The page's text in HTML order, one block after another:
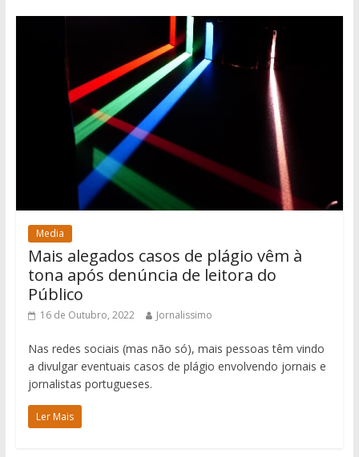
Media
Mais alegados casos de plágio vêm à
tona após denúncia de leitora do
Público
16 de Outubro, 2022 Jornalissimo
Nas redes sociais (mas não só), mais pessoas têm vindo
a divulgar eventuais casos de plágio envolvendo jornais e
jornalistas portugueses.
Ler Mais